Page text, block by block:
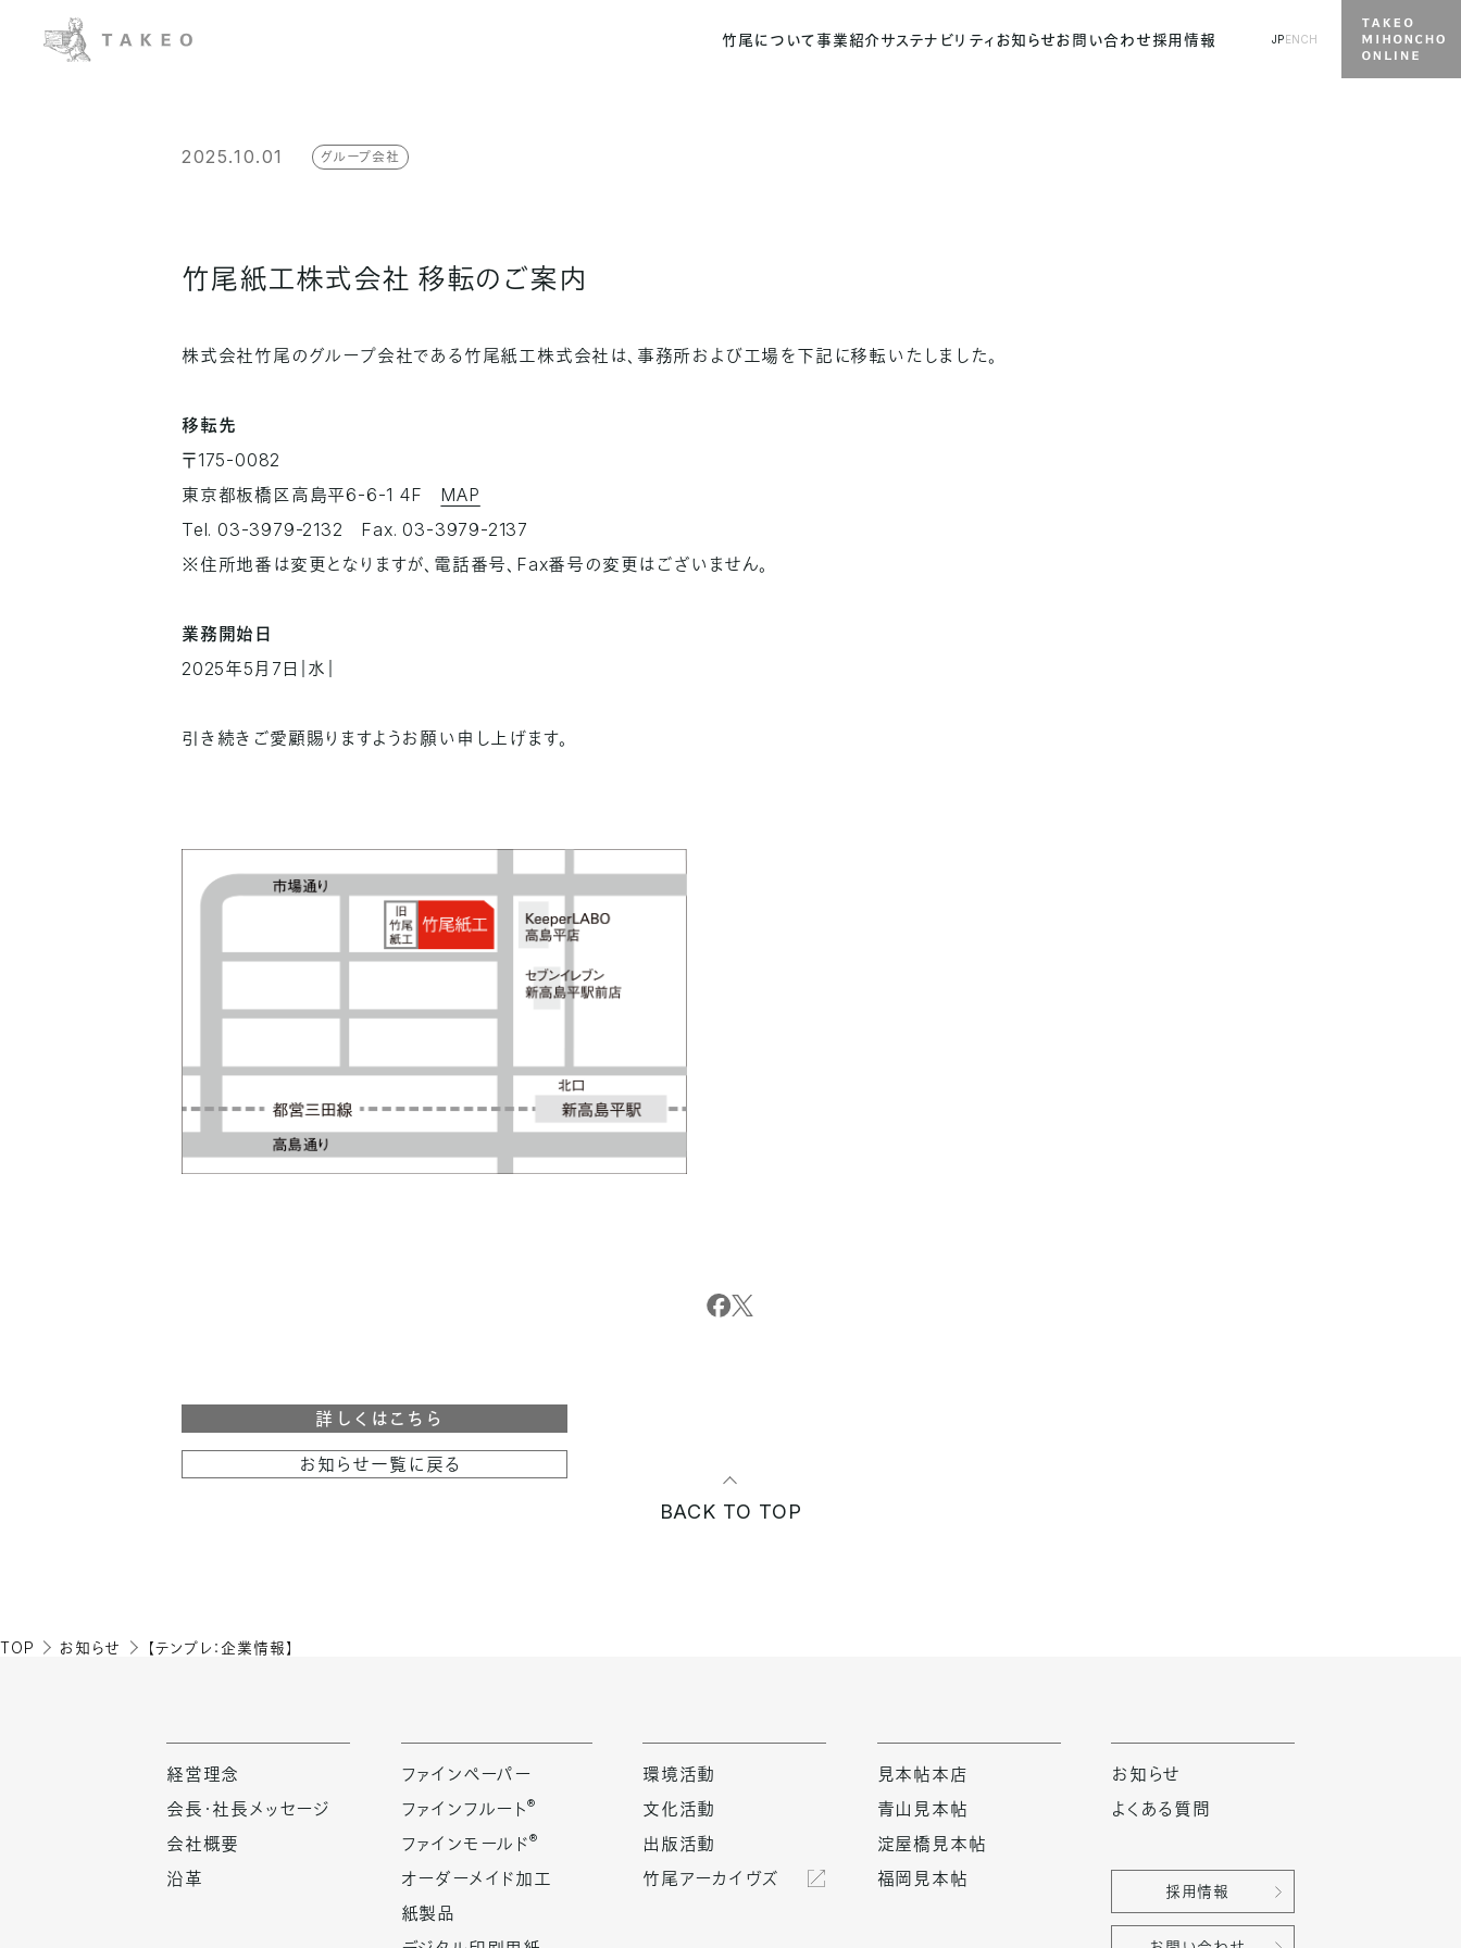
竹尾について事業紹介サステナビリティお知らせお問い合わせ採用情報 JPENCH
2025.10.01 グループ会社
竹尾紙工株式会社 移転のご案内
株式会社竹尾のグループ会社である竹尾紙工株式会社は、事務所および工場を下記に移転いたしました。
移転先
〒175-0082
東京都板橋区高島平6-6-1 4F MAP
Tel. 03-3979-2132 Fax. 03-3979-2137
※住所地番は変更となりますが、電話番号、Fax番号の変更はございません。
業務開始日
2025年5月7日｜水｜
引き続きご愛顧賜りますようお願い申し上げます。
詳しくはこちら
お知らせ一覧に戻る
BACK TO TOP
TOP お知らせ 【テンプレ：企業情報】
経営理念
会長・社長メッセージ
会社概要
沿革
ファインペーパー
ファインフルート®
ファインモールド®
オーダーメイド加工
紙製品
環境活動
文化活動
出版活動
竹尾アーカイヴズ
見本帖本店
青山見本帖
淀屋橋見本帖
福岡見本帖
お知らせ
よくある質問
採用情報